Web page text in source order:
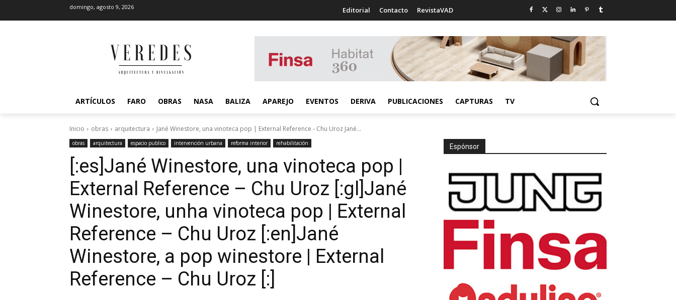
domingo, agosto 9, 2026 Editorial Contacto RevistaVAD
ARTÍCULOS FARO OBRAS NASA BALIZA APAREJO EVENTOS DERIVA PUBLICACIONES CAPTURAS TV
Inicio obras arquitectura Jané Winestore, una vinoteca pop | External Reference - Chu Uroz Jané...
obras arquitectura espacio publico intervención urbana reforma interior rehabilitación
[:es]Jané Winestore, una vinoteca pop |
External Reference – Chu Uroz [:gl]Jané
Winestore, unha vinoteca pop | External
Reference – Chu Uroz [:en]Jané
Winestore, a pop winestore | External
Reference – Chu Uroz [:]
Espónsor